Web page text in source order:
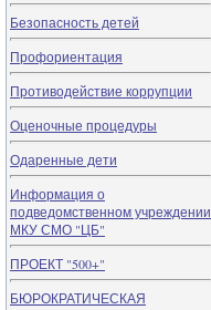
Безопасность детей
Профориентация
Противодействие коррупции
Оценочные процедуры
Одаренные дети
Информация о
подведомственном учреждении
МКУ СМО "ЦБ"
ПРОЕКТ "500+"
БЮРОКРАТИЧЕСКАЯ